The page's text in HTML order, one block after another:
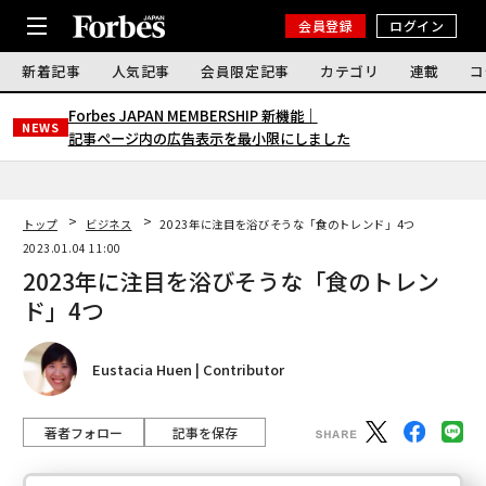
会員登録 ログイン
新着記事 人気記事 会員限定記事 カテゴリ 連載
NEWS
Forbes JAPAN MEMBERSHIP 新機能｜
記事ページ内の広告表示を最小限にしました
トップ ビジネス
2023年に注目を浴びそうな「食のトレンド」4つ
2023.01.04 11:00
2023年に注目を浴びそうな「食のトレン
ド」4つ
Eustacia Huen | Contributor
著者フォロー 記事を保存